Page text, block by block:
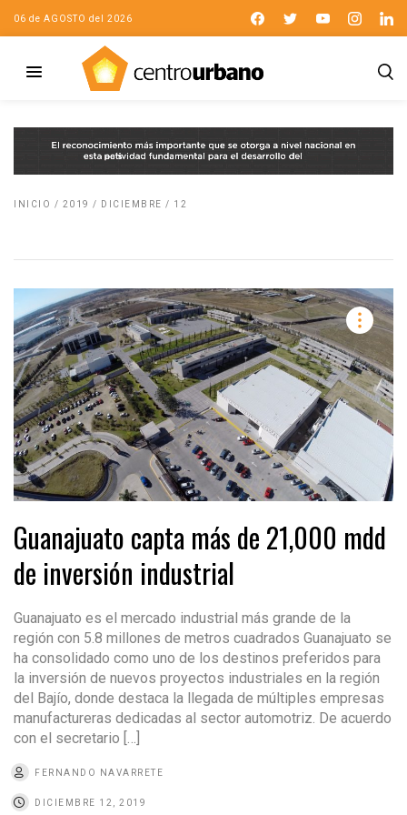
06 de AGOSTO del 2026
INICIO / 2019 / DICIEMBRE / 12
Guanajuato capta más de 21,000 mdd
de inversión industrial
Guanajuato es el mercado industrial más grande de la
región con 5.8 millones de metros cuadrados Guanajuato se
ha consolidado como uno de los destinos preferidos para
la inversión de nuevos proyectos industriales en la región
del Bajío, donde destaca la llegada de múltiples empresas
manufactureras dedicadas al sector automotriz. De acuerdo
con el secretario […]
FERNANDO NAVARRETE
DICIEMBRE 12, 2019